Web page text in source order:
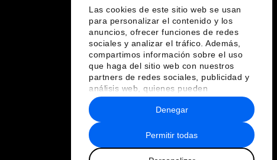
Las cookies de este sitio web se usan
para personalizar el contenido y los
anuncios, ofrecer funciones de redes
sociales y analizar el tráfico. Además,
compartimos información sobre el uso
que haga del sitio web con nuestros
partners de redes sociales, publicidad y
análisis web, quienes pueden
combinarla con otra información que les
haya proporcionado o que hayan
recopilado a partir del uso que haya
hecho de sus servicios.
Permitir todas
Denegar